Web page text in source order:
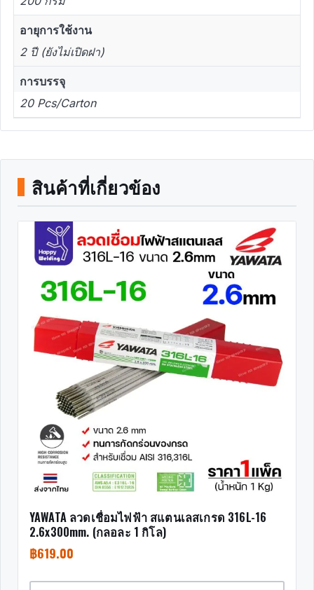
อายุการใช้งาน
2 ปี (ยังไม่เปิดฝา)
การบรรจุ
20 Pcs/Carton
สินค้าที่เกี่ยวข้อง
YAWATA ลวดเชื่อมไฟฟ้า สแตนเลสเกรด 316L-16
2.6x300mm. (กลอละ 1 กิโล)
฿619.00